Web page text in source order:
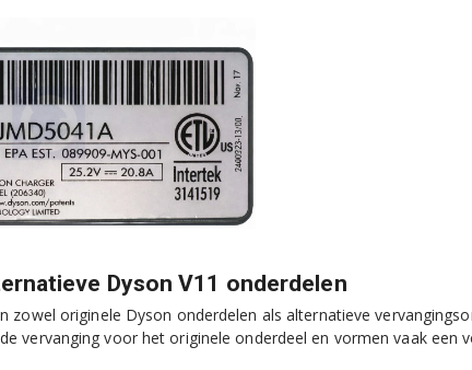
Dyson V11 onderdelen
zowel originele Dyson onderdelen als alternatieve
vervanging voor het originele onderdeel en vormen vaak een